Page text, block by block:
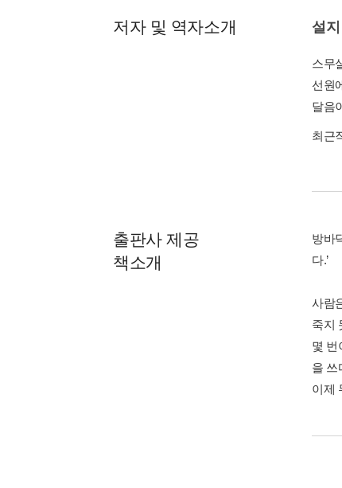
저자 및 역자소개 설지
스무
선원
달음
최근
출판사 제공
책소개
방바
다.’
사람
죽지
몇 번
을 쓰
이제